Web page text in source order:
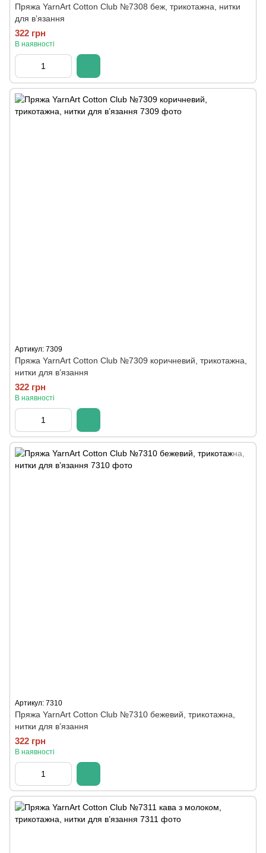
Пряжа YarnArt Cotton Club №7308 беж, трикотажна, нитки
для в’язання
322 грн
В наявності
Артикул: 7309
Пряжа YarnArt Cotton Club №7309 коричневий, трикотажна,
нитки для в’язання
322 грн
В наявності
Артикул: 7310
Пряжа YarnArt Cotton Club №7310 бежевий, трикотажна,
нитки для в’язання
322 грн
В наявності